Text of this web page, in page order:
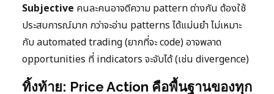
Subjective คนละคนอาจตีความ pattern ต่างกัน ต้องใช้
ประสบการณ์มาก กว่าจะอ่าน patterns ได้แม่นยำ ไม่เหมาะ
กับ automated trading (ยากที่จะ code) อาจพลาด
opportunities ที่ indicators จะจับได้ (เช่น divergence)
ทิ้งท้าย: Price Action คือพื้นฐานของทุก